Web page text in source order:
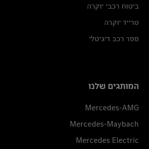
ביטוח רכבי יוקרה
טרייד יוקרה
ספר רכב דיגיטלי
המותגים שלנו
Mercedes-AMG
Mercedes-Maybach
Mercedes Electric